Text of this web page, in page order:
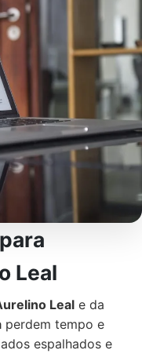
Leal
Leal e da
perdem tempo e
espalhados e